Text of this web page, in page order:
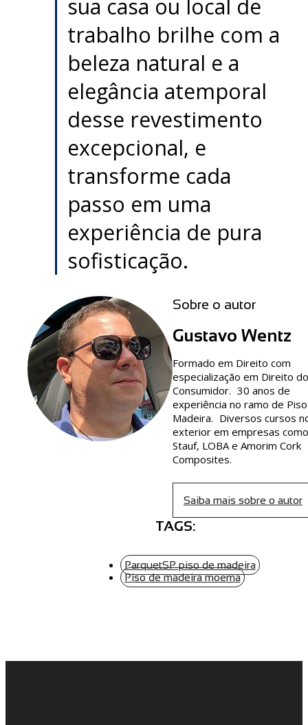
sua casa ou local de
trabalho brilhe com a
beleza natural e a
elegância atemporal
desse revestimento
excepcional, e
transforme cada
passo em uma
experiência de pura
sofisticação.
Sobre o autor
Gustavo Wentz
Formado em Direito com
especialização em Direito do
Consumidor. 30 anos de
experiência no ramo de
Madeira. Diversos cursos
exterior em empresas como
Stauf, LOBA e Amorim Cork
Composites.
Saiba mais sobre o autor
TAGS:
ParquetSP piso de madeira
Piso de madeira moema